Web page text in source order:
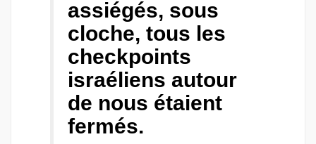
assiégés, sous
cloche, tous les
checkpoints
israéliens autour
de nous étaient
fermés.